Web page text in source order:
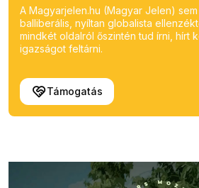
A Magyarjelen.hu (Magyar Jelen)
balliberális, nyíltan globalista
mindkét oldalról őszintén tud írni, hírt
igazságot feltárni.
Támogatás